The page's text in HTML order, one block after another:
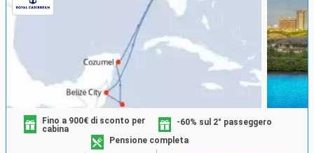
Fino a 900€ di sconto per
cabina
-60% sul 2° passeggero
Pensione completa